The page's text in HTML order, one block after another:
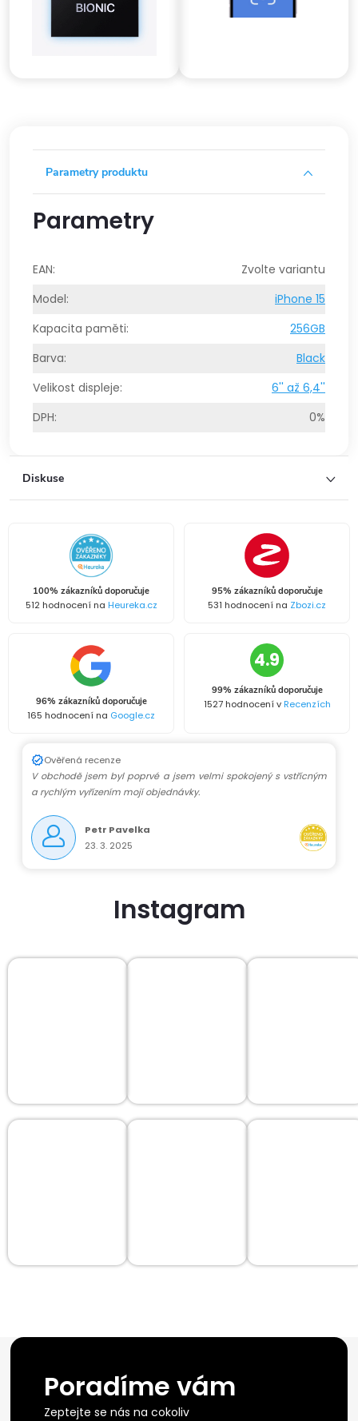
Parametry produktu
Parametry
EAN:
Zvolte variantu
Model:
iPhone 15
Kapacita paměti:
256GB
Barva:
Black
Velikost displeje:
6'' až 6,4''
DPH: 0%
Diskuse
100% zákazníků doporučuje
512 hodnocení na Heureka.cz
95% zákazníků doporučuje
531 hodnocení na Zbozi.cz
96% zákazníků doporučuje
165 hodnocení na Google.cz
4.9
99% zákazníků doporučuje
1527 hodnocení vRecenzích
Ověřená recenze
V obchodě jsem byl poprvé a jsem velmi spokojený s vstřícným
a rychlým vyřízením mojí objednávky.
Petr Pavelka
23. 3. 2025
Instagram
Poradíme vám
Zeptejte se nás na cokoliv